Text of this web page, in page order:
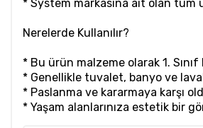
* System markasına ait olan tüm
Nerelerde Kullanılır?
* Bu ürün malzeme olarak 1.
* Genellikle tuvalet, banyo ve
* Paslanma ve kararmaya karşı
* Yaşam alanlarınıza estetik bir